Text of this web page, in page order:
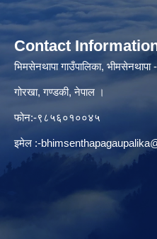
Contact
भिमसेनथापा गाउँपालिका,
गोरखा, गण्डकी, नेपाल ।
फोन:-९८५६०१००४५
इमेल :-